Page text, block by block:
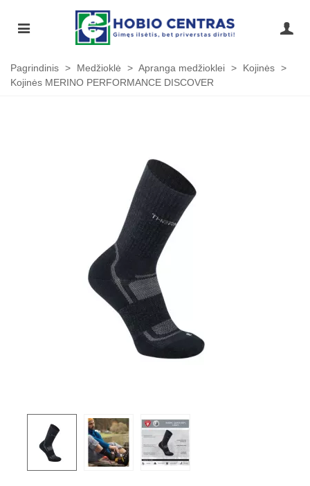
Pagrindinis > Medžioklė > Apranga medžioklei > Kojinės >
Kojinės MERINO PERFORMANCE DISCOVER